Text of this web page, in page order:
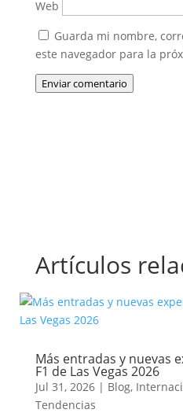
Web
Guarda mi nombre,
este navegador para la
Enviar comentario
Artículos
Más entradas y nuevas
F1 de Las Vegas 2026
Jul 31, 2026| Blog,
Tendencias